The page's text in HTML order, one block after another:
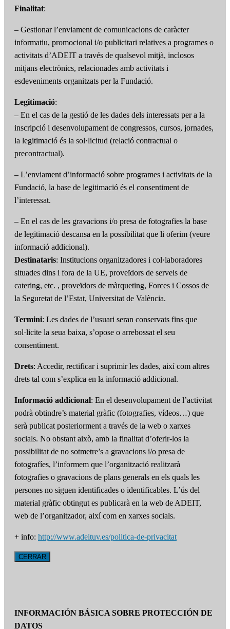
Finalitat:
– Gestionar l’enviament de comunicacions de caràcter
informatiu, promocional i/o publicitari relatives a programes o
activitats d’ADEIT a través de qualsevol mitjà, inclosos
mitjans electrònics, relacionades amb activitats i
esdeveniments organitzats per la Fundació.
Legitimació:
– En el cas de la gestió de les dades dels interessats per a la
inscripció i desenvolupament de congressos, cursos, jornades,
la legitimació és la sol·licitud (relació contractual o
precontractual).
– L’enviament d’informació sobre programes i activitats de la
Fundació, la base de legitimació és el consentiment de
l’interessat.
– En el cas de les gravacions i/o presa de fotografies la base
de legitimació descansa en la possibilitat que li oferim (veure
informació addicional).
Destinataris: Institucions organitzadores i col·laboradores
situades dins i fora de la UE, proveïdors de serveis de
catering, etc. , proveïdors de màrqueting, Forces i Cossos de
la Seguretat de l’Estat, Universitat de València.
Termini: Les dades de l’usuari seran conservats fins que
sol·licite la seua baixa, s’opose o arrebossat el seu
consentiment.
Drets: Accedir, rectificar i suprimir les dades, així com altres
drets tal com s’explica en la informació addicional.
Informació addicional: En el desenvolupament de l’activitat
podrà obtindre’s material gràfic (fotografies, vídeos…) que
serà publicat posteriorment a través de la web o xarxes
socials. No obstant això, amb la finalitat d’oferir-los la
possibilitat de no sotmetre’s a gravacions i/o presa de
fotografíes, l’informem que l’organització realitzarà
fotografies o gravacions de plans generals en els quals les
persones no siguen identificades o identificables. L’ús del
material gràfic obtingut es publicarà en la web de ADEIT,
web de l’organitzador, així com en xarxes socials.
+ info: http://www.adeituv.es/politica-de-privacitat
CERRAR
INFORMACIÓN BÁSICA SOBRE PROTECCIÓN DE
DATOS